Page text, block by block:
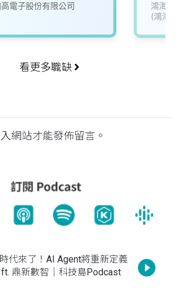
電子股份有限公司
鴻海精
(鴻海)
看更多職缺
網站才能發佈留言。
代來了！AI Agent將重新定義
鼎新數智｜科技島Podcast